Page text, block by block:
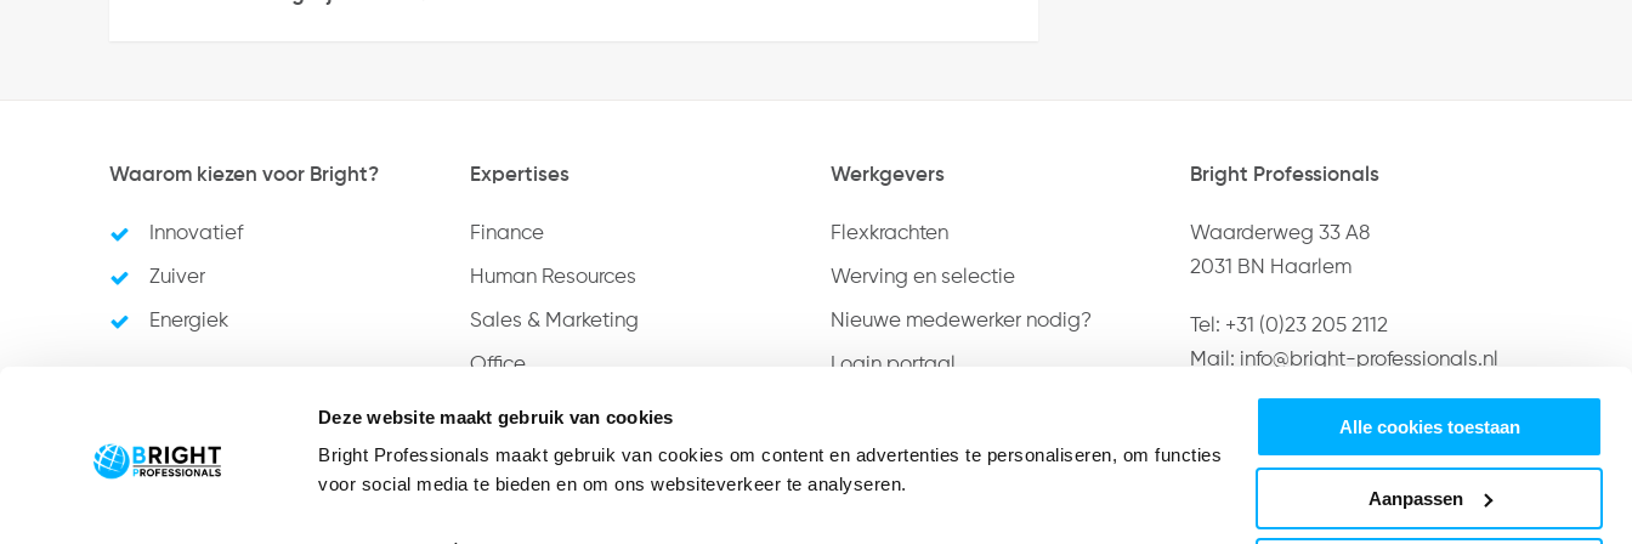
Deze website maakt gebruik van cookies
Bright Professionals maakt gebruik van cookies om content en advertenties te personaliseren, om functies
voor social media te bieden en om ons websiteverkeer te analyseren.
Alle cookies toestaan
Aanpassen
Waarom kiezen voor Bright?
Innovatief
Zuiver
Energiek
Expertises
Finance
Human Resources
Sales & Marketing
Office
Werkgevers
Flexkrachten
Werving en selectie
Nieuwe medewerker nodig?
Login portaal
Bright Professionals
Waarderweg 33 A8
2031 BN Haarlem
Tel: +31 (0)23 205 2112
Mail: info@bright-professionals.nl